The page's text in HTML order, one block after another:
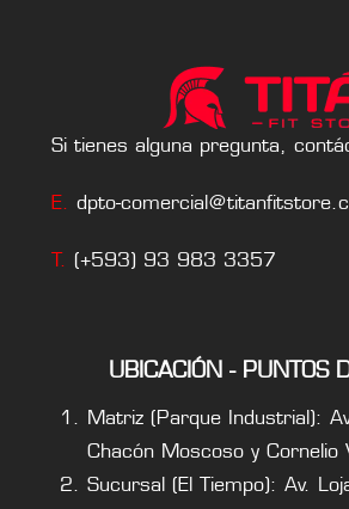
Si tienes alguna pregunta,
E. dpto-
T. (+593) 93 983 3357
UBICACIÓN - PUNTOS
Matriz (Parque Industrial):
Chacón Moscoso y Cornelio
Sucursal (El Tiempo): Av.